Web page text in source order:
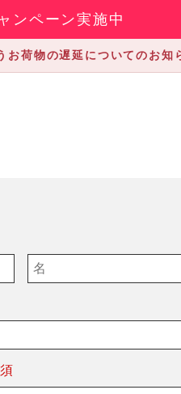
ンペーン実施中
お荷物の遅延についてのお知